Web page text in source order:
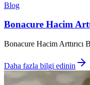
Blog
Bonacure Hacim
Bonacure Hacim Arttırıcı
Daha fazla bilgi edinin